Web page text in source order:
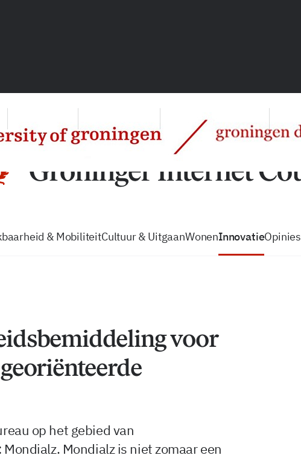
& MobiliteitCultuur & UitgaanWonenInnovatieOpinies
voor
op het gebied van
Mondialz is niet zomaar een